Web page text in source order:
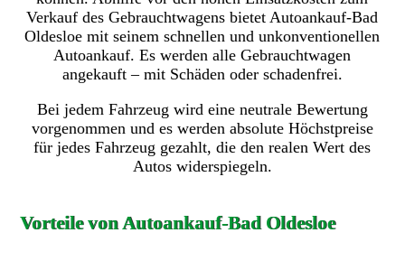
Verkauf des Gebrauchtwagens bietet Autoankauf-Bad
Oldesloe mit seinem schnellen und unkonventionellen
Autoankauf. Es werden alle Gebrauchtwagen
angekauft – mit Schäden oder schadenfrei.
Bei jedem Fahrzeug wird eine neutrale Bewertung
vorgenommen und es werden absolute Höchstpreise
für jedes Fahrzeug gezahlt, die den realen Wert des
Autos widerspiegeln.
Vorteile von Autoankauf-Bad Oldesloe